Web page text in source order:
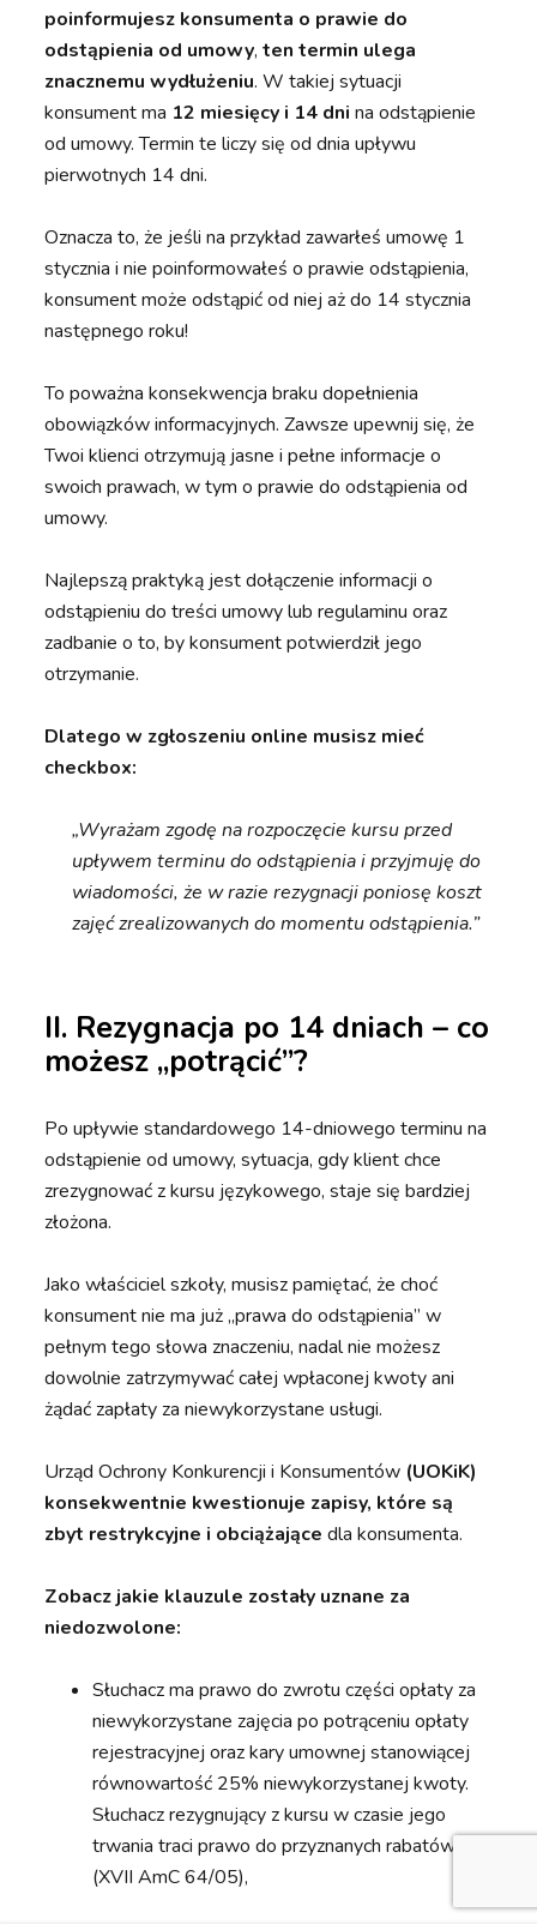
poinformujesz konsumenta o prawie do
odstąpienia od umowy,ten termin ulega
znacznemu wydłużeniu. W takiej sytuacji
konsument ma 12 miesięcy i 14 dni na odstąpienie
od umowy. Termin te liczy się od dnia upływu
pierwotnych 14 dni.
Oznacza to, że jeśli na przykład zawarłeś umowę 1
stycznia i nie poinformowałeś o prawie odstąpienia,
konsument może odstąpić od niej aż do 14 stycznia
następnego roku!
To poważna konsekwencja braku dopełnienia
obowiązków informacyjnych. Zawsze upewnij się, że
Twoi klienci otrzymują jasne i pełne informacje o
swoich prawach, w tym o prawie do odstąpienia od
umowy.
Najlepszą praktyką jest dołączenie informacji o
odstąpieniu do treści umowy lub regulaminu oraz
zadbanie o to, by konsument potwierdził jego
otrzymanie.
Dlatego w zgłoszeniu online musisz mieć
checkbox:
„Wyrażam zgodę na rozpoczęcie kursu przed
upływem terminu do odstąpienia i przyjmuję do
wiadomości, że w razie rezygnacji poniosę koszt
zajęć zrealizowanych do momentu odstąpienia.”
II. Rezygnacja po 14 dniach – co
możesz „potrącić”?
Po upływie standardowego 14-dniowego terminu na
odstąpienie od umowy, sytuacja, gdy klient chce
zrezygnować z kursu językowego, staje się bardziej
złożona.
Jako właściciel szkoły, musisz pamiętać, że choć
konsument nie ma już „prawa do odstąpienia” w
pełnym tego słowa znaczeniu, nadal nie możesz
dowolnie zatrzymywać całej wpłaconej kwoty ani
żądać zapłaty za niewykorzystane usługi.
Urząd Ochrony Konkurencji i Konsumentów (UOKiK)
konsekwentnie kwestionuje zapisy, które są
zbyt restrykcyjne i obciążającedla konsumenta.
Zobacz jakie klauzule zostały uznane za
niedozwolone:
Słuchacz ma prawo do zwrotu części opłaty za
niewykorzystane zajęcia po potrąceniu opłaty
rejestracyjnej oraz kary umownej stanowiącej
równowartość 25% niewykorzystanej kwoty.
Słuchacz rezygnujący z kursu w czasie jego
trwania traci prawo do przyznanych rabatów
(XVII AmC 64/05),